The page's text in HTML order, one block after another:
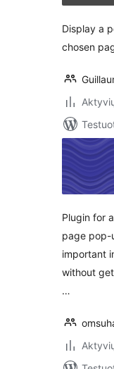
Display a
chosen
Plugin for
page pop-
important
without
…